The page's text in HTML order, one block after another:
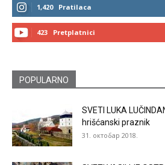
1,420 Pratilaca
423 Pretplatnici
POPULARNO
SVETI LUKA
hrišćanski praznik
31. октобар 2018.